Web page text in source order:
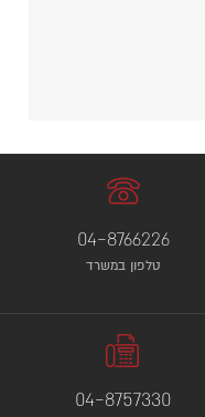
04-8757330
04-8766226
טלפון במשרד